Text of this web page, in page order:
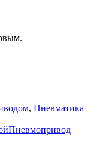
, Пневматика
Пневмопривод